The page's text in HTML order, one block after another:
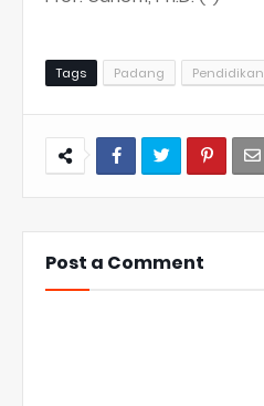
Tags Padang Pendidikan
Post a Comment